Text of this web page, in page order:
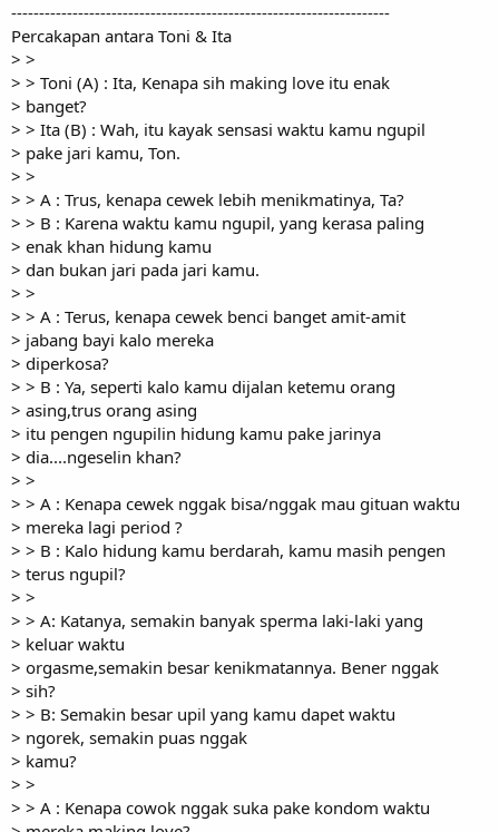
--------------------------------------------------------------------
Percakapan antara Toni & Ita
> >
> > Toni (A) : Ita, Kenapa sih making love itu enak
> banget?
> > Ita (B) : Wah, itu kayak sensasi waktu kamu ngupil
> pake jari kamu, Ton.
> >
> > A : Trus, kenapa cewek lebih menikmatinya, Ta?
> > B : Karena waktu kamu ngupil, yang kerasa paling
> enak khan hidung kamu
> dan bukan jari pada jari kamu.
> >
> > A : Terus, kenapa cewek benci banget amit-amit
> jabang bayi kalo mereka
> diperkosa?
> > B : Ya, seperti kalo kamu dijalan ketemu orang
> asing,trus orang asing
> itu pengen ngupilin hidung kamu pake jarinya
> dia....ngeselin khan?
> >
> > A : Kenapa cewek nggak bisa/nggak mau gituan waktu
> mereka lagi period ?
> > B : Kalo hidung kamu berdarah, kamu masih pengen
> terus ngupil?
> >
> > A: Katanya, semakin banyak sperma laki-laki yang
> keluar waktu
> orgasme,semakin besar kenikmatannya. Bener nggak
> sih?
> > B: Semakin besar upil yang kamu dapet waktu
> ngorek, semakin puas nggak
> kamu?
> >
> > A : Kenapa cowok nggak suka pake kondom waktu